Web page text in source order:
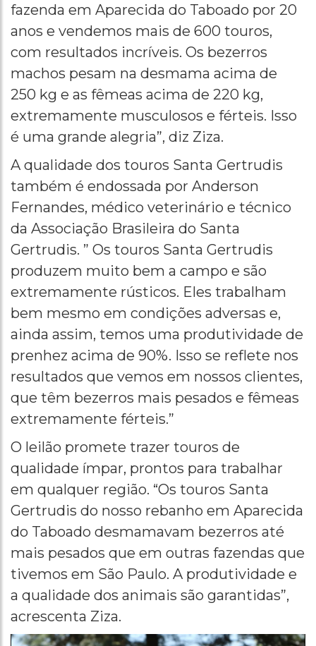
fazenda em Aparecida do Taboado por 20
anos e vendemos mais de 600 touros,
com resultados incríveis. Os bezerros
machos pesam na desmama acima de
250 kg e as fêmeas acima de 220 kg,
extremamente musculosos e férteis. Isso
é uma grande alegria”, diz Ziza.
A qualidade dos touros Santa Gertrudis
também é endossada por Anderson
Fernandes, médico veterinário e técnico
da Associação Brasileira do Santa
Gertrudis. ” Os touros Santa Gertrudis
produzem muito bem a campo e são
extremamente rústicos. Eles trabalham
bem mesmo em condições adversas e,
ainda assim, temos uma produtividade de
prenhez acima de 90%. Isso se reflete nos
resultados que vemos em nossos clientes,
que têm bezerros mais pesados e fêmeas
extremamente férteis.”
O leilão promete trazer touros de
qualidade ímpar, prontos para trabalhar
em qualquer região. “Os touros Santa
Gertrudis do nosso rebanho em Aparecida
do Taboado desmamavam bezerros até
mais pesados que em outras fazendas que
tivemos em São Paulo. A produtividade e
a qualidade dos animais são garantidas”,
acrescenta Ziza.